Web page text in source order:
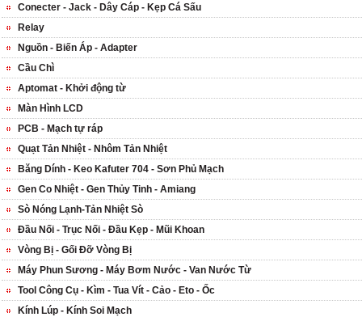
Conecter - Jack - Dây Cáp - Kẹp Cá Sấu
Relay
Nguồn - Biến Áp - Adapter
Cầu Chì
Aptomat - Khởi động từ
Màn Hình LCD
PCB - Mạch tự ráp
Quạt Tản Nhiệt - Nhôm Tản Nhiệt
Băng Dính - Keo Kafuter 704 - Sơn Phủ Mạch
Gen Co Nhiệt - Gen Thủy Tinh - Amiang
Sò Nóng Lạnh-Tản Nhiệt Sò
Đầu Nối - Trục Nối - Đầu Kẹp - Mũi Khoan
Vòng Bị - Gối Đỡ Vòng Bị
Máy Phun Sương - Máy Bơm Nước - Van Nước Từ
Tool Công Cụ - Kìm - Tua Vít - Cảo - Eto - Ốc
Kính Lúp - Kính Soi Mạch